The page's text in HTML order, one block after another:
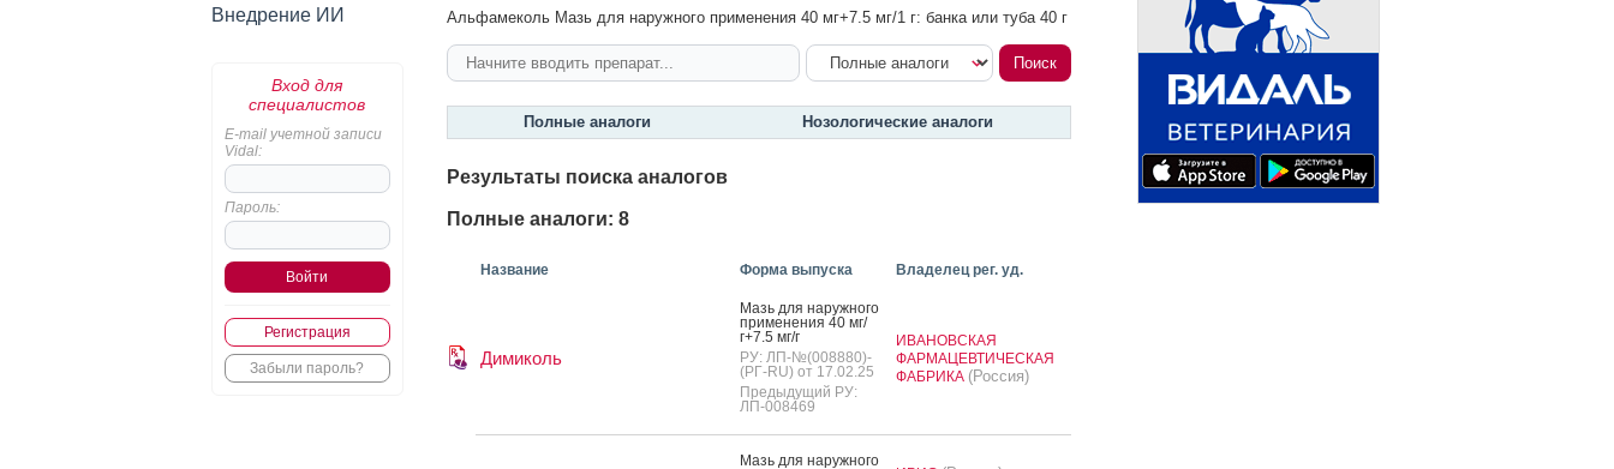
Внедрение ИИ
Вход для
специалистов
E-mail учетной записи
Vidal:
Пароль:
Регистрация
Забыли пароль?
Альфамеколь Мазь для наружного применения 40 мг+7.5 мг/1 г: банка или туба 40 г
Полные аналоги Нозологические аналоги
Результаты поиска аналогов
Полные аналоги: 8
Название Форма выпуска Владелец рег. уд.
Димиколь
Мазь для на­руж­но­го
при­мене­ния 40 мг/
г+7.5 мг/г
РУ: ЛП-№(008880)-
(РГ-RU) от 17.02.25
Предыдущий РУ:
ЛП-008469
ИВАНОВСКАЯ
ФАРМАЦЕВТИЧЕСКАЯ
ФАБРИКА (Россия)
Мазь для на­руж­но­го